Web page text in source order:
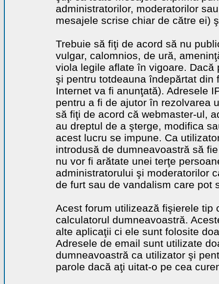
administratorilor, moderatorilor
mesajele scrise chiar de către ei)
Trebuie să fiţi de acord să nu
vulgar, calomnios, de ură,
viola legile aflate în vigoare.
şi pentru totdeauna îndepărtat
Internet va fi anunţată). Adresele
pentru a fi de ajutor în rezolvarea
să fiţi de acord că webmaster-ul,
au dreptul de a şterge, modifica
acest lucru se impune. Ca
introdusă de dumneavoastră să
nu vor fi arătate unei terţe
administratorului şi moderatorilor
de furt sau de vandalism care pot
Acest forum utilizează fişierele tip
calculatorul dumneavoastră.
alte aplicaţii ci ele sunt folosite
Adresele de email sunt utilizate
dumneavoastră ca utilizator şi
parole dacă aţi uitat-o pe cea